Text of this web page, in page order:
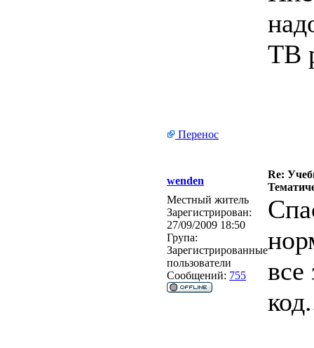
ТВ
Перенос
wenden
Re:
Местный житель
Зарегистрирован:
27/09/2009 18:50
Група:
Зарегистрированные
пользователи
Сообщений: 755
все